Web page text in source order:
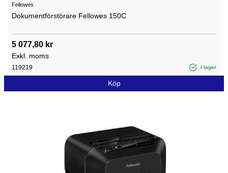
Fellowes
Dokumentförstörare Fellowes 150C
5 077,80 kr
Exkl. moms
119219 i lager
Köp